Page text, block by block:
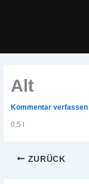
Alt
Kommentar verfassen
0,5 l
ZURÜCK